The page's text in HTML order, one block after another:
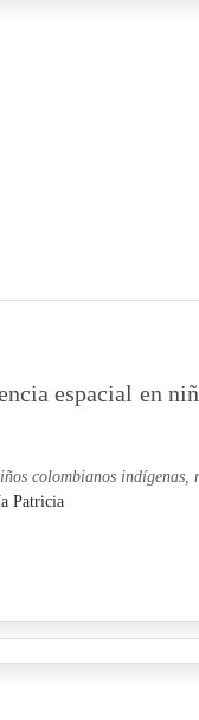
espacial en
colombianos indígenas,
Patricia